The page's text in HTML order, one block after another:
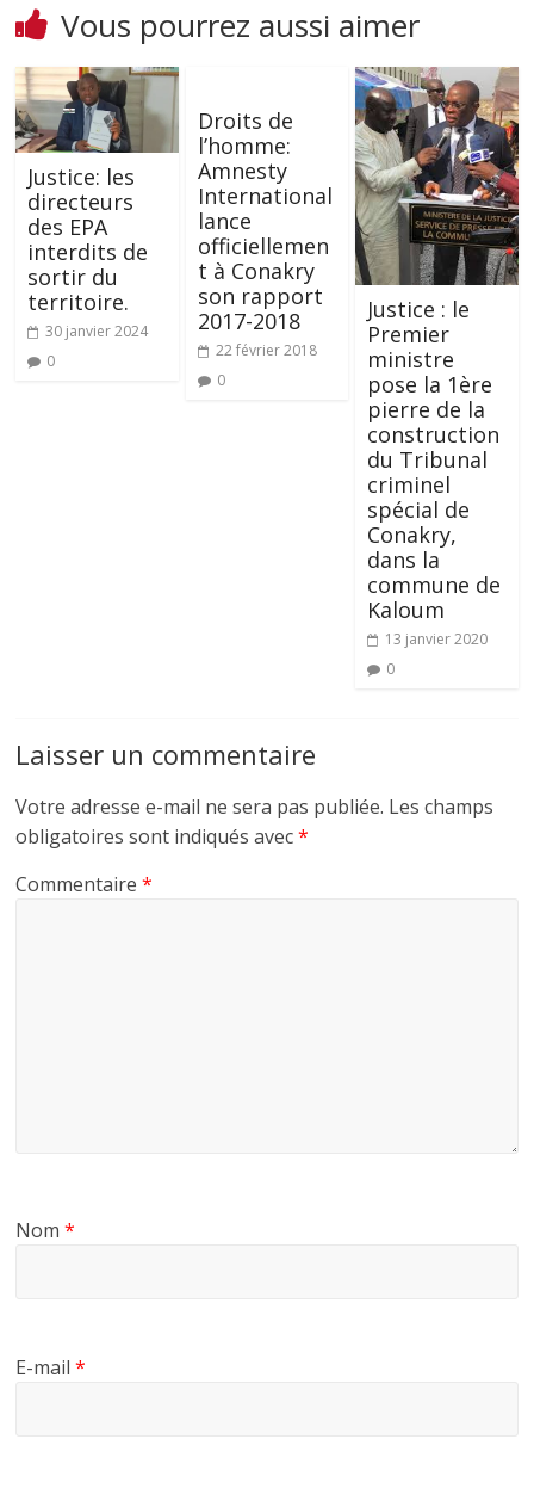
Vous pourrez aussi aimer
Justice: les
directeurs
des EPA
interdits de
sortir du
territoire.
30 janvier 2024
0
Droits de
l’homme:
Amnesty
International
lance
officiellemen
t à Conakry
son rapport
2017-2018
22 février 2018
0
Justice : le
Premier
ministre
pose la 1ère
pierre de la
construction
du Tribunal
criminel
spécial de
Conakry,
dans la
commune de
Kaloum
13 janvier 2020
0
Laisser un commentaire
Votre adresse e-mail ne sera pas publiée. Les champs
obligatoires sont indiqués avec*
Commentaire*
Nom*
E-mail*